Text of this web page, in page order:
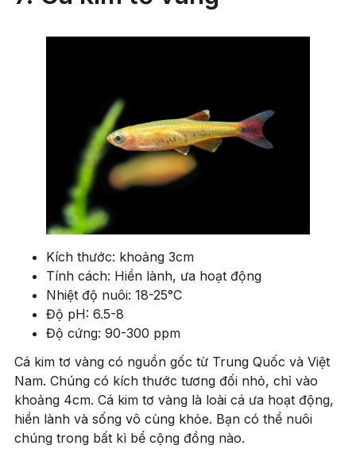
Kích thước: khoảng 3cm
Tính cách: Hiền lành, ưa hoạt động
Nhiệt độ nuôi: 18-25°C
Độ pH: 6.5-8
Độ cứng: 90-300 ppm
Cá kim tơ vàng có nguồn gốc từ Trung Quốc và Việt
Nam. Chúng có kích thước tương đối nhỏ, chỉ vào
khoảng 4cm. Cá kim tơ vàng là loài cá ưa hoạt động,
hiền lành và sống vô cùng khỏe. Bạn có thể nuôi
chúng trong bất kì bể cộng đồng nào.